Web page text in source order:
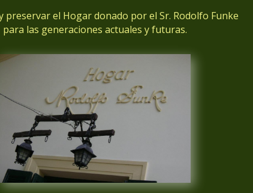
preservar el Hogar donado por el Sr. Rodolfo Funke
para las generaciones actuales y futuras.